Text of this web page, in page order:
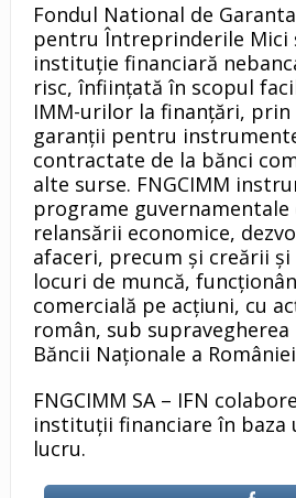
Fondul National de
pentru Întreprinderile Mici
instituţie financiară
risc, înfiinţată în scopul
IMM-urilor la finanţări, prin
garanţii pentru
contractate de la bănci
alte surse. FNGCIMM
programe
relansării economice,
afaceri, precum şi creării
locuri de muncă,
comercială pe acţiuni, cu
român, sub
Băncii Naţionale a
FNGCIMM SA – IFN
instituţii financiare în baza
lucru.